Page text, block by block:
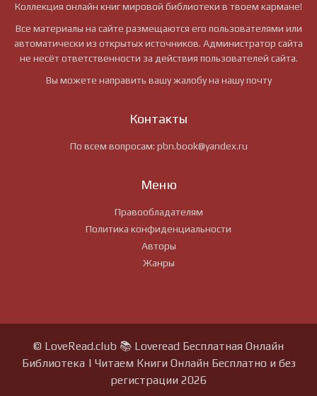
Коллекция онлайн книг мировой библиотеки в твоем кармане!
Все материалы на сайте размещаются его пользователями или
автоматически из открытых источников. Администратор сайта
не несёт ответственности за действия пользователей сайта.
Вы можете направить вашу жалобу на нашу почту
Контакты
По всем вопросам: pbn.book@yandex.ru
Меню
Правообладателям
Политика конфиденциальности
Авторы
Жанры
© LoveRead.club 📚 Loveread Бесплатная Онлайн
Библиотека | Читаем Книги Онлайн Бесплатно и без
регистрации 2026